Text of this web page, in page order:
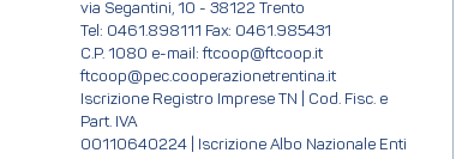
via Segantini, 10 - 38122 Trento
Tel: 0461.898111 Fax: 0461.985431
C.P. 1080 e-mail: ftcoop@ftcoop.it
ftcoop@pec.cooperazionetrentina.it
Iscrizione Registro Imprese TN | Cod. Fisc. e
Part. IVA
00110640224 | Iscrizione Albo Nazionale Enti